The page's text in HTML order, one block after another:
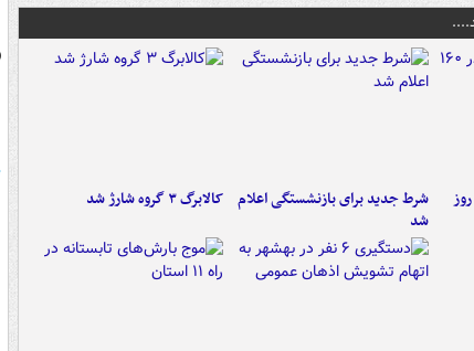
۶ دستاورد بزرگ ایران در ۱۶۰ روز
شرط جدید برای بازنشستگی اعلام
شد
کالابرگ ۳ گروه شارژ شد